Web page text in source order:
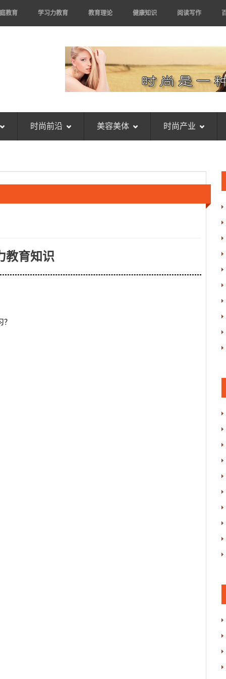
教育 学习力教育 教育理论 健康知识 阅读写作
时尚前沿 美容美体 时尚产业
教育知识